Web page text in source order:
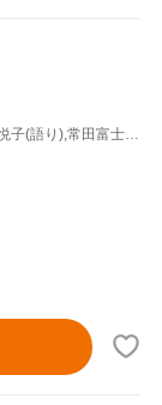
キッズバラエティ,(キッズ),市原悦子(語り),常田富士男(語り),北原じゅん(音楽),愛プロ(音楽)